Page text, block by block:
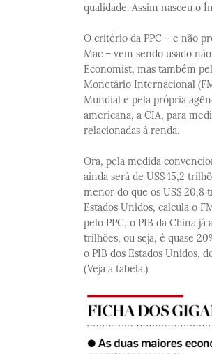
qualidade. Assim nasceu o
O critério da PPC – e não
Mac – vem sendo usado
Economist, mas também
Monetário Internacional
Mundial e pela própria
americana, a CIA, para
relacionadas à renda.
Ora, pela medida
ainda será de US$ 15,2
menor do que os US$ 20,8
Estados Unidos, calcula o
pelo PPC, o PIB da China já
trilhões, ou seja, é quase
o PIB dos Estados Unidos,
(Veja a tabela.)